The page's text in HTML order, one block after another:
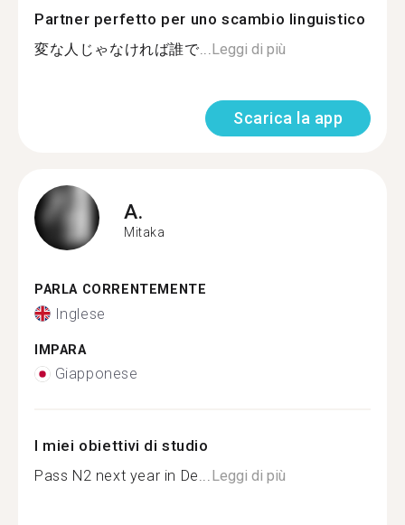
Partner perfetto per uno scambio linguistico
変な人じゃなければ誰で...Leggi di più
Scarica la app
A.
Mitaka
PARLA CORRENTEMENTE
Inglese
IMPARA
Giapponese
I miei obiettivi di studio
Pass N2 next year in De...Leggi di più